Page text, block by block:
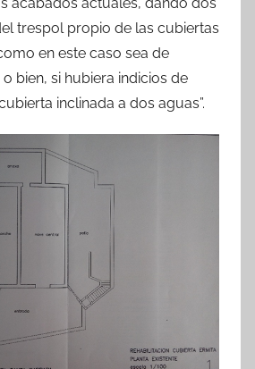
acabados actuales, dando dos
trespol propio de las cubiertas
en este caso sea de
bien, si hubiera indicios de
inclinada a dos aguas”.